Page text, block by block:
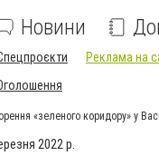
Новини
Реклама на
«зеленого коридору» у
2022 р.